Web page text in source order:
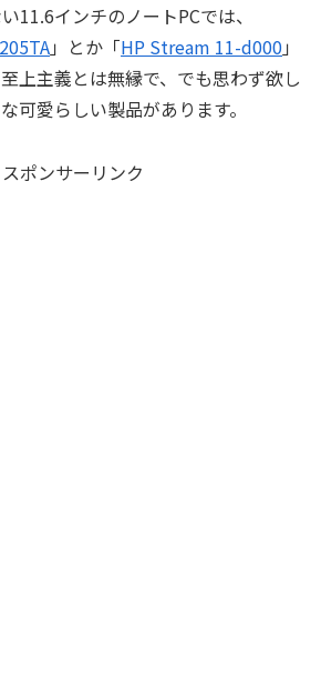
11.6インチのノートPCでは、
」とか「HP Stream 11-d000」
上主義とは無縁で、でも思わず欲し
可愛らしい製品があります。
スポンサーリンク